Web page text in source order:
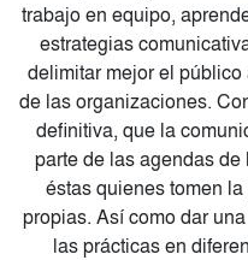
trabajo en equipo,
estrategias
delimitar mejor el
de las organizaciones.
definitiva, que la
parte de las agendas
éstas quienes tomen
propias. Así como dar
las prácticas en